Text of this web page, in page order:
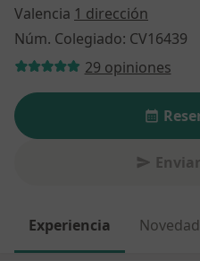
Valencia 1 dirección
Núm. Colegiado: CV16439
29 opiniones
Experiencia